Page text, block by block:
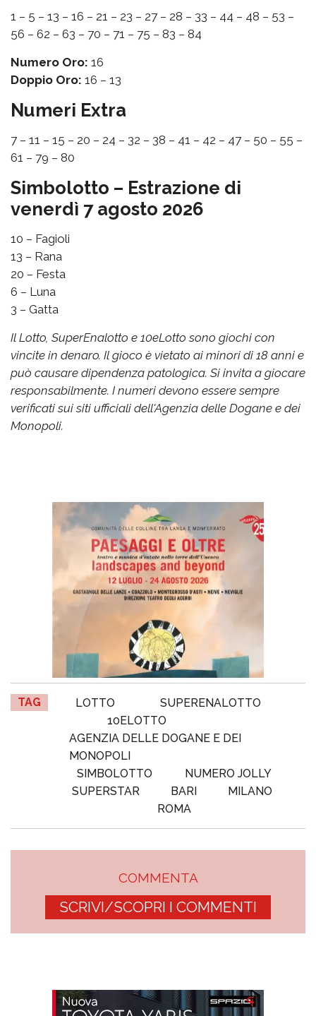
1 – 5 – 13 – 16 – 21 – 23 – 27 – 28 – 33 – 44 – 48 – 53 –
56 – 62 – 63 – 70 – 71 – 75 – 83 – 84
Numero Oro: 16
Doppio Oro: 16 – 13
Numeri Extra
7 – 11 – 15 – 20 – 24 – 32 – 38 – 41 – 42 – 47 – 50 – 55 –
61 – 79 – 80
Simbolotto – Estrazione di
venerdì 7 agosto 2026
10 – Fagioli
13 – Rana
20 – Festa
6 – Luna
3 – Gatta
Il Lotto, SuperEnalotto e 10eLotto sono giochi con
vincite in denaro. Il gioco è vietato ai minori di 18 anni e
può causare dipendenza patologica. Si invita a giocare
responsabilmente. I numeri devono essere sempre
verificati sui siti ufficiali dell'Agenzia delle Dogane e dei
Monopoli.
TAG LOTTO
SUPERENALOTTO
10ELOTTO
AGENZIA DELLE DOGANE E DEI
MONOPOLI
SIMBOLOTTO
NUMERO JOLLY
SUPERSTAR
BARI
MILANO
ROMA
COMMENTA
SCRIVI/SCOPRI I COMMENTI